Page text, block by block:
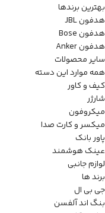
بهترین برندها
هدفون JBL
هدفون Bose
هدفون Anker
سایر محصولات
همه موارد این دسته
کیف و کاور
شارژر
میکروفون
میکسر و کارت صدا
پاور بانک
عینک هوشمند
لوازم جانبی
برند ها
جی بی ال
بنگ اند آلفسن